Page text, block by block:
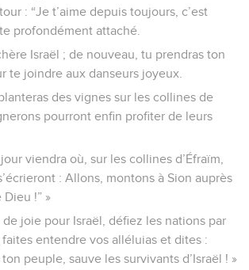
: “Je t’aime depuis toujours, c’est
profondément attaché.
Israël ; de nouveau, tu prendras ton
te joindre aux danseurs joyeux.
des vignes sur les collines de
pourront enfin profiter de leurs
viendra où, sur les collines d’Éfraïm,
: Allons, montons à Sion auprès
!” »
de joie pour Israël, défiez les nations par
entendre vos alléluias et dites :
peuple, sauve les survivants d’Israël ! »